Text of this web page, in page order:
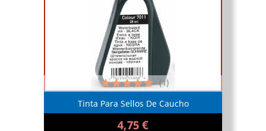
Tinta Para Sellos De Caucho
4,75 €
(1)